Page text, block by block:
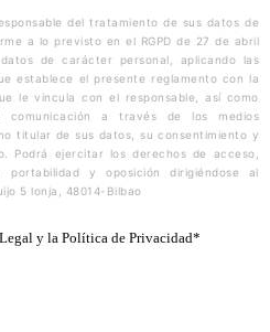
del tratamiento de sus datos de
a lo previsto en el RGPD de 27 de abril
de carácter personal, aplicando las
establece el presente reglamento con la
le vincula con el responsable, así como
comunicación a través de los medios
titular de sus datos, su consentimiento y
Podrá ejercitar los derechos de acceso,
portabilidad y oposición dirigiéndose al
5 lonja, 48014-Bilbao
y la Política de Privacidad*